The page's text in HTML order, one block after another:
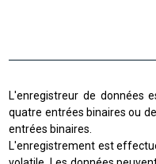
L'enregistreur de données
quatre entrées binaires ou
entrées binaires.
L'enregistrement est